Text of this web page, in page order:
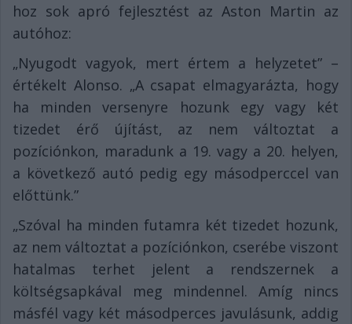
hoz sok apró fejlesztést az Aston Martin az
autóhoz:
„Nyugodt vagyok, mert értem a helyzetet” –
értékelt Alonso. „A csapat elmagyarázta, hogy
ha minden versenyre hozunk egy vagy két
tizedet érő újítást, az nem változtat a
pozíciónkon, maradunk a 19. vagy a 20. helyen,
a következő autó pedig egy másodperccel van
előttünk.”
„Szóval ha minden futamra két tizedet hozunk,
az nem változtat a pozíciónkon, cserébe viszont
hatalmas terhet jelent a rendszernek a
költségsapkával meg mindennel. Amíg nincs
másfél vagy két másodperces javulásunk, addig